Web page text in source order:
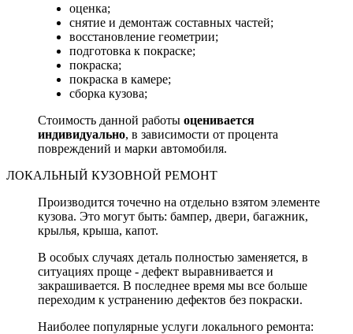
оценка;
снятие и демонтаж составных частей;
восстановление геометрии;
подготовка к покраске;
покраска;
покраска в камере;
сборка кузова;
Стоимость данной работы оценивается
индивидуально, в зависимости от процента
повреждений и марки автомобиля.
ЛОКАЛЬНЫЙ КУЗОВНОЙ РЕМОНТ
Производится точечно на отдельно взятом элементе
кузова. Это могут быть: бампер, двери, багажник,
крылья, крыша, капот.
В особых случаях деталь полностью заменяется, в
ситуациях проще - дефект выравнивается и
закрашивается. В последнее время мы все больше
переходим к устранению дефектов без покраски.
Наиболее популярные услуги локального ремонта: